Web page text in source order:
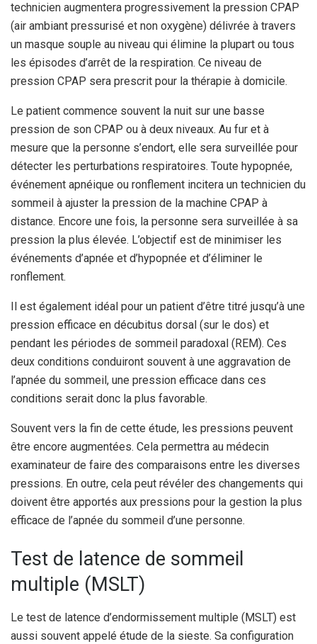
technicien augmentera progressivement la pression CPAP
(air ambiant pressurisé et non oxygène) délivrée à travers
un masque souple au niveau qui élimine la plupart ou tous
les épisodes d’arrêt de la respiration. Ce niveau de
pression CPAP sera prescrit pour la thérapie à domicile.
Le patient commence souvent la nuit sur une basse
pression de son CPAP ou à deux niveaux. Au fur et à
mesure que la personne s’endort, elle sera surveillée pour
détecter les perturbations respiratoires. Toute hypopnée,
événement apnéique ou ronflement incitera un technicien du
sommeil à ajuster la pression de la machine CPAP à
distance. Encore une fois, la personne sera surveillée à sa
pression la plus élevée. L’objectif est de minimiser les
événements d’apnée et d’hypopnée et d’éliminer le
ronflement.
Il est également idéal pour un patient d’être titré jusqu’à une
pression efficace en décubitus dorsal (sur le dos) et
pendant les périodes de sommeil paradoxal (REM). Ces
deux conditions conduiront souvent à une aggravation de
l’apnée du sommeil, une pression efficace dans ces
conditions serait donc la plus favorable.
Souvent vers la fin de cette étude, les pressions peuvent
être encore augmentées. Cela permettra au médecin
examinateur de faire des comparaisons entre les diverses
pressions. En outre, cela peut révéler des changements qui
doivent être apportés aux pressions pour la gestion la plus
efficace de l’apnée du sommeil d’une personne.
Test de latence de sommeil
multiple (MSLT)
Le test de latence d’endormissement multiple (MSLT) est
aussi souvent appelé étude de la sieste. Sa configuration